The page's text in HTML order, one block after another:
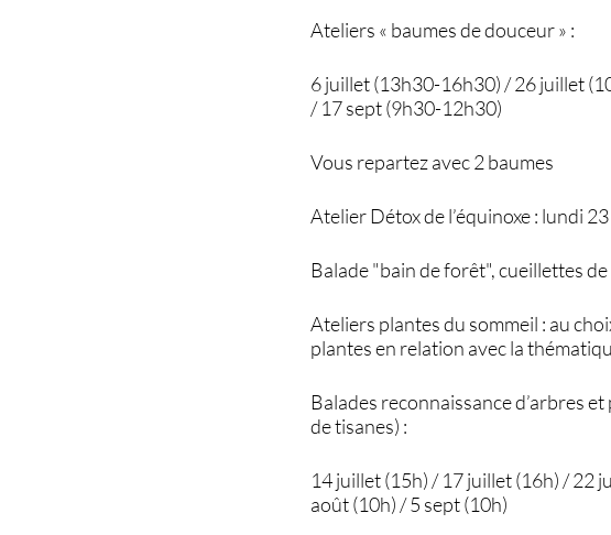
Ateliers « baumes de douceur » :
6 juillet (13h30-16h30) / 26 juillet
/ 17 sept (9h30-12h30)
Vous repartez avec 2 baumes
Atelier Détox de l’équinoxe : lundi
Balade "bain de forêt", cueillettes
Ateliers plantes du sommeil : au
plantes en relation avec la
Balades reconnaissance d’arbres
de tisanes) :
14 juillet (15h) / 17 juillet (16h) / 22
août (10h) / 5 sept (10h)